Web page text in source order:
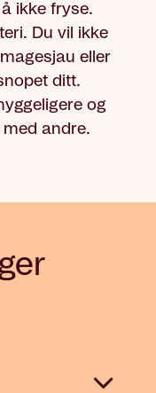
ikke fryse.
Du vil ikke
eller
ditt.
og
andre.